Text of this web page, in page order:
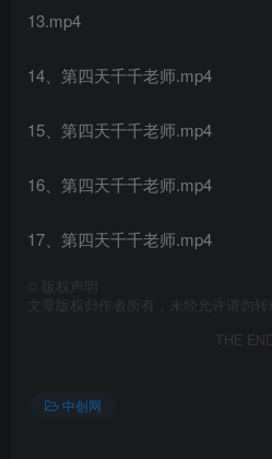
13.mp4
14、第四天千千老师.mp4
15、第四天千千老师.mp4
16、第四天千千老师.mp4
17、第四天千千老师.mp4
版权声明
文章版权归作者所有，未经允许请勿转
THE
中创网